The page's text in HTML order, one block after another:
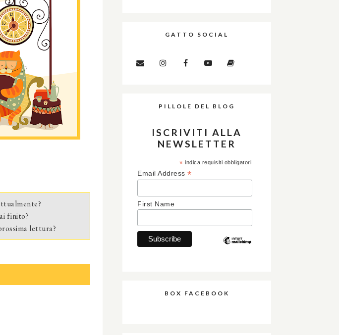
finito?
lettura?
GATTO SOCIAL
PILLOLE DEL BLOG
ISCRIVITI ALLA
NEWSLETTER
* indica requisiti obbligatori
Email Address *
First Name
BOX FACEBOOK